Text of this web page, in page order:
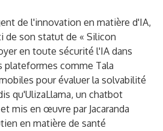
de l'innovation en matière d'IA,
de son statut de « Silicon
en toute sécurité l'IA dans
plateformes comme Tala
pour évaluer la solvabilité
qu'UlizaLlama, un chatbot
mis en œuvre par Jacaranda
en matière de santé